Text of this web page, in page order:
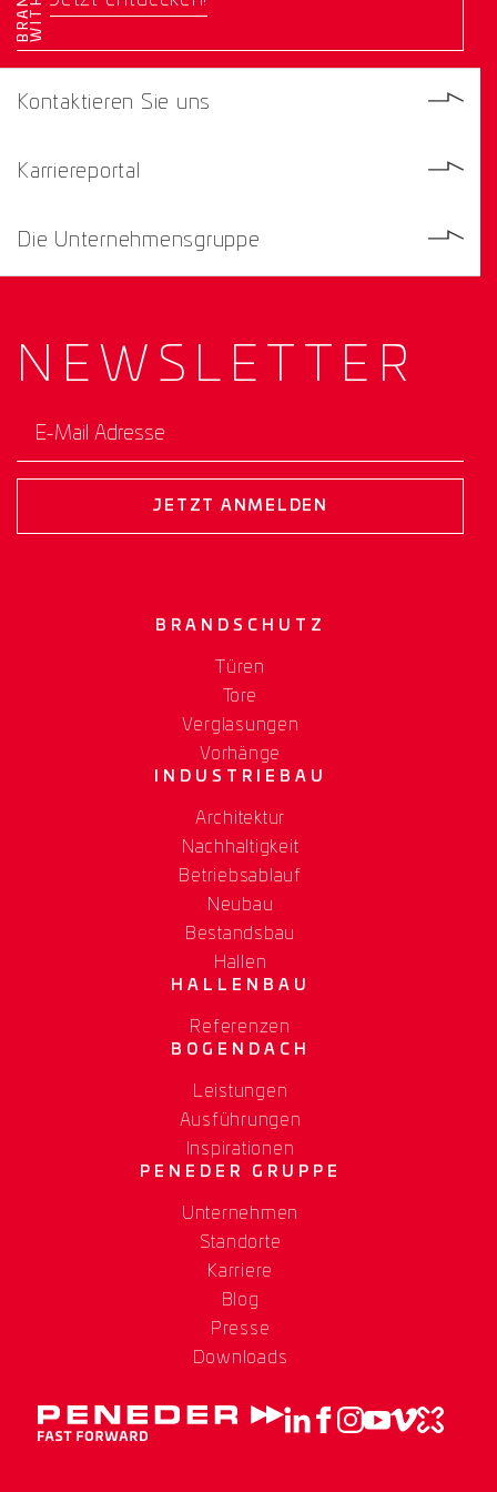
Kontaktieren Sie uns
Karriereportal
Die Unternehmensgruppe
NEWS­ LETTER
E-Mail Adresse
JETZT ANMELDEN
BRANDSCHUTZ
Türen
Tore
Verglasungen
Vorhänge
INDUSTRIEBAU
Architektur
Nachhaltigkeit
Betriebsablauf
Neubau
Bestandsbau
Hallen
HALLENBAU
Referenzen
BOGENDACH
Leistungen
Ausführungen
Inspirationen
PENEDER GRUPPE
Unternehmen
Standorte
Karriere
Blog
Presse
Downloads